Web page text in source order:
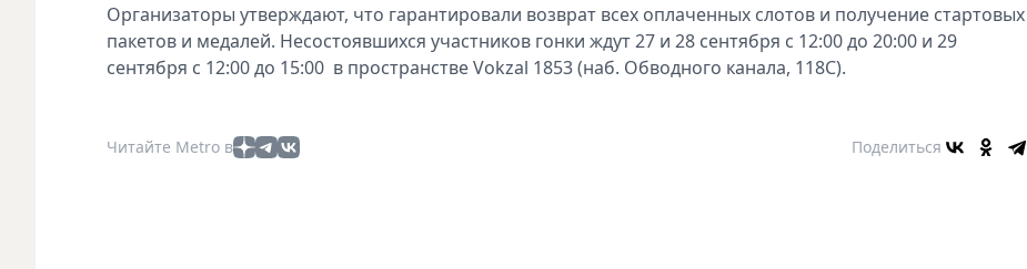
Организаторы утверждают, что гарантировали возврат всех оплаченных слотов и получение стартовых
пакетов и медалей. Несостоявшихся участников гонки ждут 27 и 28 сентября с 12:00 до 20:00 и 29
сентября с 12:00 до 15:00 в пространстве Vokzal 1853 (наб. Обводного канала, 118С).
Читайте Metro в Поделиться